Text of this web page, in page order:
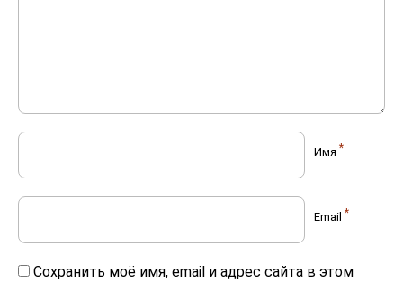
Имя *
Email *
Сохранить моё имя, email и адрес сайта в этом